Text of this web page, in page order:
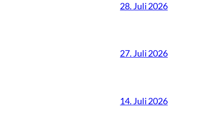
28. Juli 2026
27. Juli 2026
14. Juli 2026